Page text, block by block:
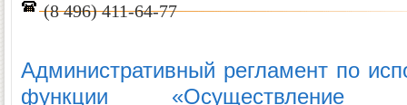
(8 496) 411-64-77
Административный регламент по
функции «Осуществление